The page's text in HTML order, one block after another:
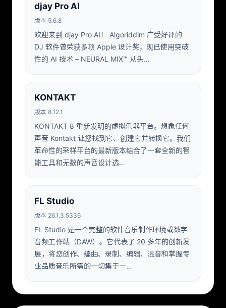
djay Pro AI
版本 5.6.8
欢迎来到 djay Pro AI！ Algoriddim 广受好评的
DJ 软件曾荣获多项 Apple 设计奖，现已使用突破
性的 AI 技术 – NEURAL MIX™ 从头…
KONTAKT
版本 8.12.1
KONTAKT 8 重新发明的虚拟乐器平台。想象任何
声音 Kontakt 让您找到它、创建它并转换它。我们
革命性的采样平台的最新版本结合了一套全新的智
能工具和无数的声音设计选…
FL Studio
版本 26.1.3.5336
FL Studio 是一个完整的软件音乐制作环境或数字
音频工作站（DAW）。它代表了 20 多年的创新发
展，将您创作、编曲、录制、编辑、混音和掌握专
业品质音乐所需的一切集于一…